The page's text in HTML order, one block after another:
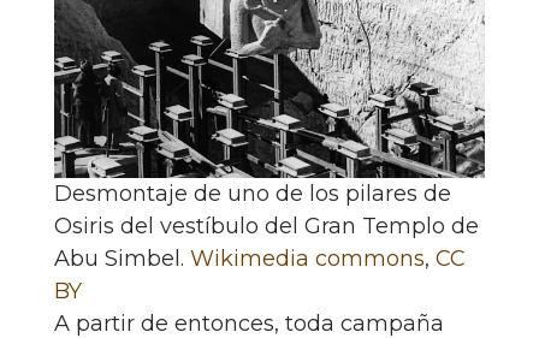
Desmontaje de uno de los pilares de
Osiris del vestíbulo del Gran Templo de
Abu Simbel. Wikimedia commons, CC
BY
A partir de entonces, toda campaña